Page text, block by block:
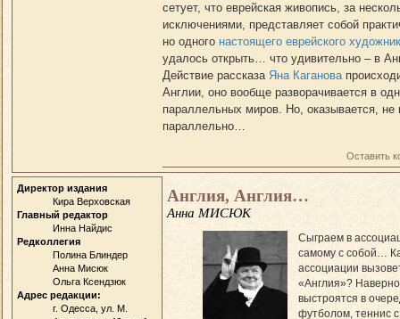
сетует, что еврейская живопись, за
исключениями, представляет собой
но одного настоящего еврейского
удалось открыть… что удивительно – в
Действие рассказаЯна Каганова
Англии, оно вообще разворачивается в
параллельных миров. Но, оказывается, не
параллельно…
Оставить
Директор издания
Кира Верховская
Главный редактор
Инна Найдис
Редколлегия
Полина Блиндер
Анна Мисюк
Ольга Ксендзюк
Адрес редакции:
г. Одесса, ул. М.
Англия, Англия…
Анна МИСЮК
Сыграем в
самому с собой…
ассоциации
«Англия»?
выстроятся в
футболом, теннис